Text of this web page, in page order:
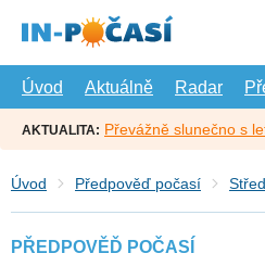
hlavní
Úvod
Aktuálně Radar
AKTUALITA: Převážně slunečno s
Úvod Předpověď počasí
PŘEDPOVĚĎ POČASÍ